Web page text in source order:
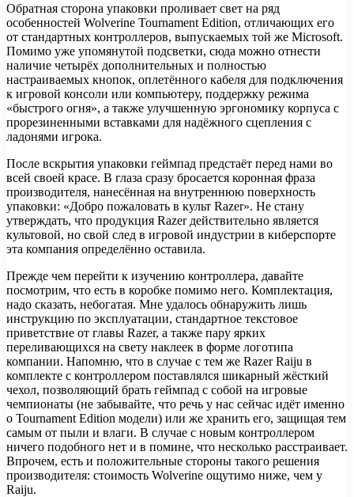
Обратная сторона упаковки проливает свет на ряд
особенностей Wolverine Tournament Edition, отличающих его
от стандартных контроллеров, выпускаемых той же Microsoft.
Помимо уже упомянутой подсветки, сюда можно отнести
наличие четырёх дополнительных и полностью
настраиваемых кнопок, оплетённого кабеля для подключения
к игровой консоли или компьютеру, поддержку режима
«быстрого огня», а также улучшенную эргономику корпуса с
прорезиненными вставками для надёжного сцепления с
ладонями игрока.
После вскрытия упаковки геймпад предстаёт перед нами во
всей своей красе. В глаза сразу бросается коронная фраза
производителя, нанесённая на внутреннюю поверхность
упаковки: «Добро пожаловать в культ Razer». Не стану
утверждать, что продукция Razer действительно является
культовой, но свой след в игровой индустрии в киберспорте
эта компания определённо оставила.
Прежде чем перейти к изучению контроллера, давайте
посмотрим, что есть в коробке помимо него. Комплектация,
надо сказать, небогатая. Мне удалось обнаружить лишь
инструкцию по эксплуатации, стандартное текстовое
приветствие от главы Razer, а также пару ярких
переливающихся на свету наклеек в форме логотипа
компании. Напомню, что в случае с тем же Razer Raiju в
комплекте с контроллером поставлялся шикарный жёсткий
чехол, позволяющий брать геймпад с собой на игровые
чемпионаты (не забывайте, что речь у нас сейчас идёт именно
о Tournament Edition модели) или же хранить его, защищая тем
самым от пыли и влаги. В случае с новым контроллером
ничего подобного нет и в помине, что несколько расстраивает.
Впрочем, есть и положительные стороны такого решения
производителя: стоимость Wolverine ощутимо ниже, чем у
Raiju.